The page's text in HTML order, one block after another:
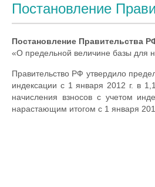
Постановление
Постановление Правительства
«О предельной величине базы для
Правительство РФ утвердило
индексации с 1 января 2012 г. в
начисления взносов с учетом
нарастающим итогом с 1 января